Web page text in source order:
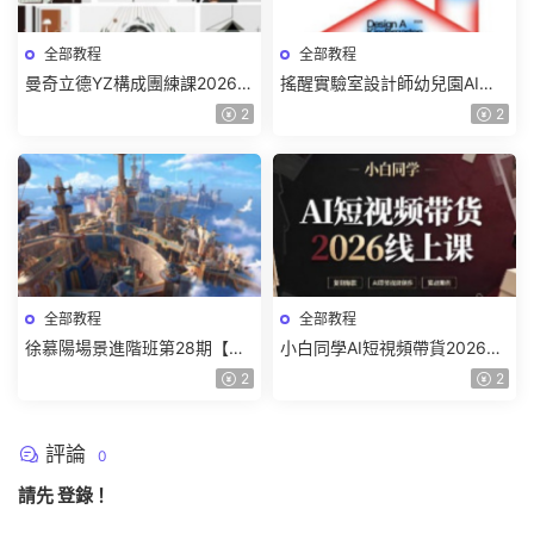
全部教程
曼奇立德YZ構成團練課2026年
8月已結課【畫質高清有課件】
2
全部教程
搖醒實驗室設計師幼兒園AI軟
件基礎課2025【畫質不錯有素
2
全部教程
徐慕陽場景進階班第28期【畫
2
全部教程
小白同學AI短視頻帶貨2026線
2
評論 0
請先登錄 ！